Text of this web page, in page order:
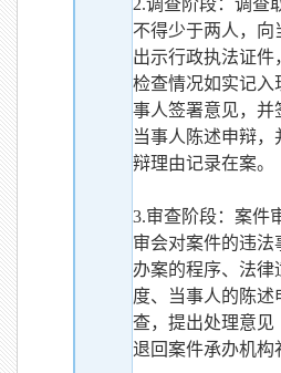
不得少于两人，向
出示行政执法证件
检查情况如实记入
事人签署意见，并
当事人陈述申辩
辩理由记录在案。
3.审查阶段：案件
审会对案件的违法
办案的程序、法律
度、当事人的陈述
查，提出处理意见
退回案件承办机构